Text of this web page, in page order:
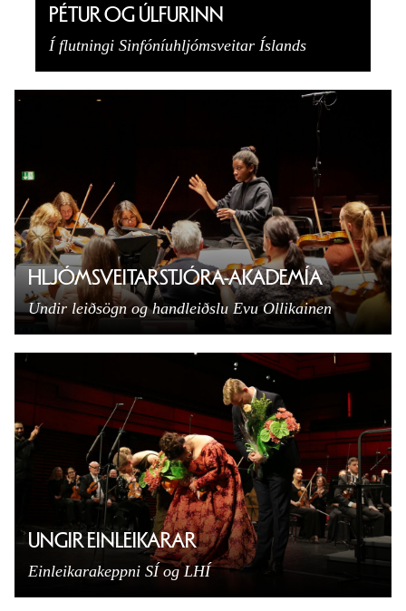
PÉTUR OG ÚLFURINN
Í flutningi Sinfóníuhljómsveitar Íslands
HLJÓMSVEITARSTJÓRA-AKADEMÍA
Undir leiðsögn og handleiðslu Evu Ollikainen
UNGIR EINLEIKARAR
Einleikarakeppni SÍ og LHÍ